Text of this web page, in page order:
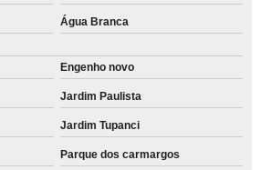
Água Branca
Engenho novo
Jardim Paulista
Jardim Tupanci
Parque dos carmargos